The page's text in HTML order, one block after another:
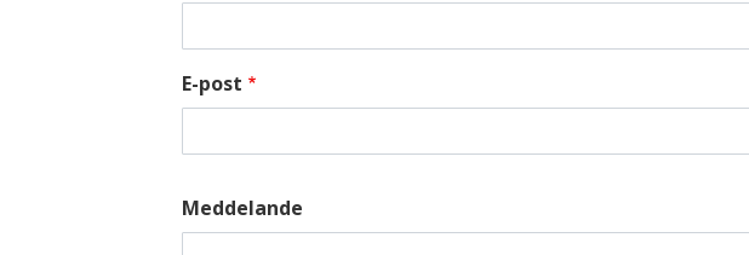
E-post
Meddelande